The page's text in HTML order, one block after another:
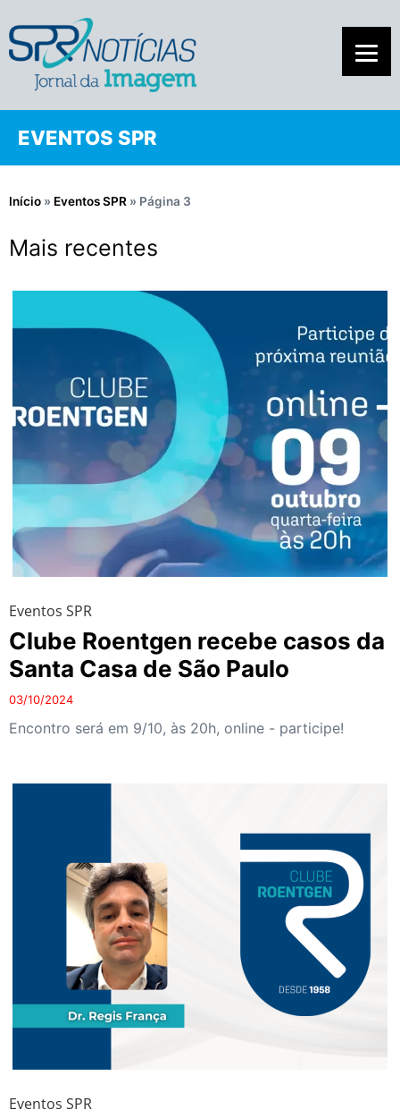
EVENTOS SPR
Início » Eventos SPR » Página 3
Mais recentes
Eventos SPR
Clube Roentgen recebe casos da
Santa Casa de São Paulo
03/10/2024
Encontro será em 9/10, às 20h, online - participe!
Eventos SPR